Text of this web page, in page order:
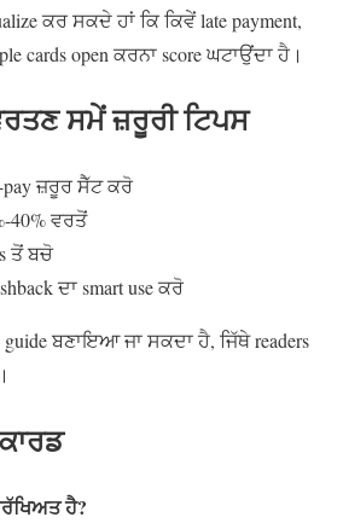
ਕਰ ਸਕਦੇ ਹਾਂ ਕਿ ਕਿਵੇਂ late payment,
cards open ਕਰਨਾ score ਘਟਾਉਂਦਾ ਹੈ।
ਸਮੇਂ ਜ਼ਰੂਰੀ ਟਿਪਸ
pay ਜ਼ਰੂਰ ਸੈੱਟ ਕਰੋ
40% ਵਰਤੋਂ
ਤੋਂ ਬਚੋ
ਦਾ smart use ਕਰੋ
ਬਣਾਇਆ ਜਾ ਸਕਦਾ ਹੈ, ਜਿੱਥੇ readers
ਹੈ?